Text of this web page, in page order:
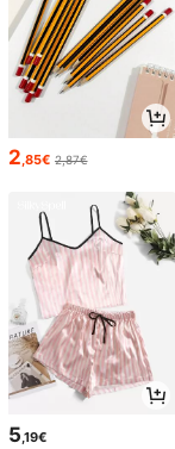
2,85€ 2,87€
5 ,19€